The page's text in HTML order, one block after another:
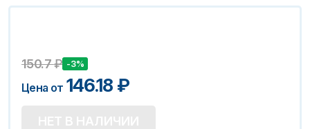
150.7₽ -3%
Цена от 146.18 ₽